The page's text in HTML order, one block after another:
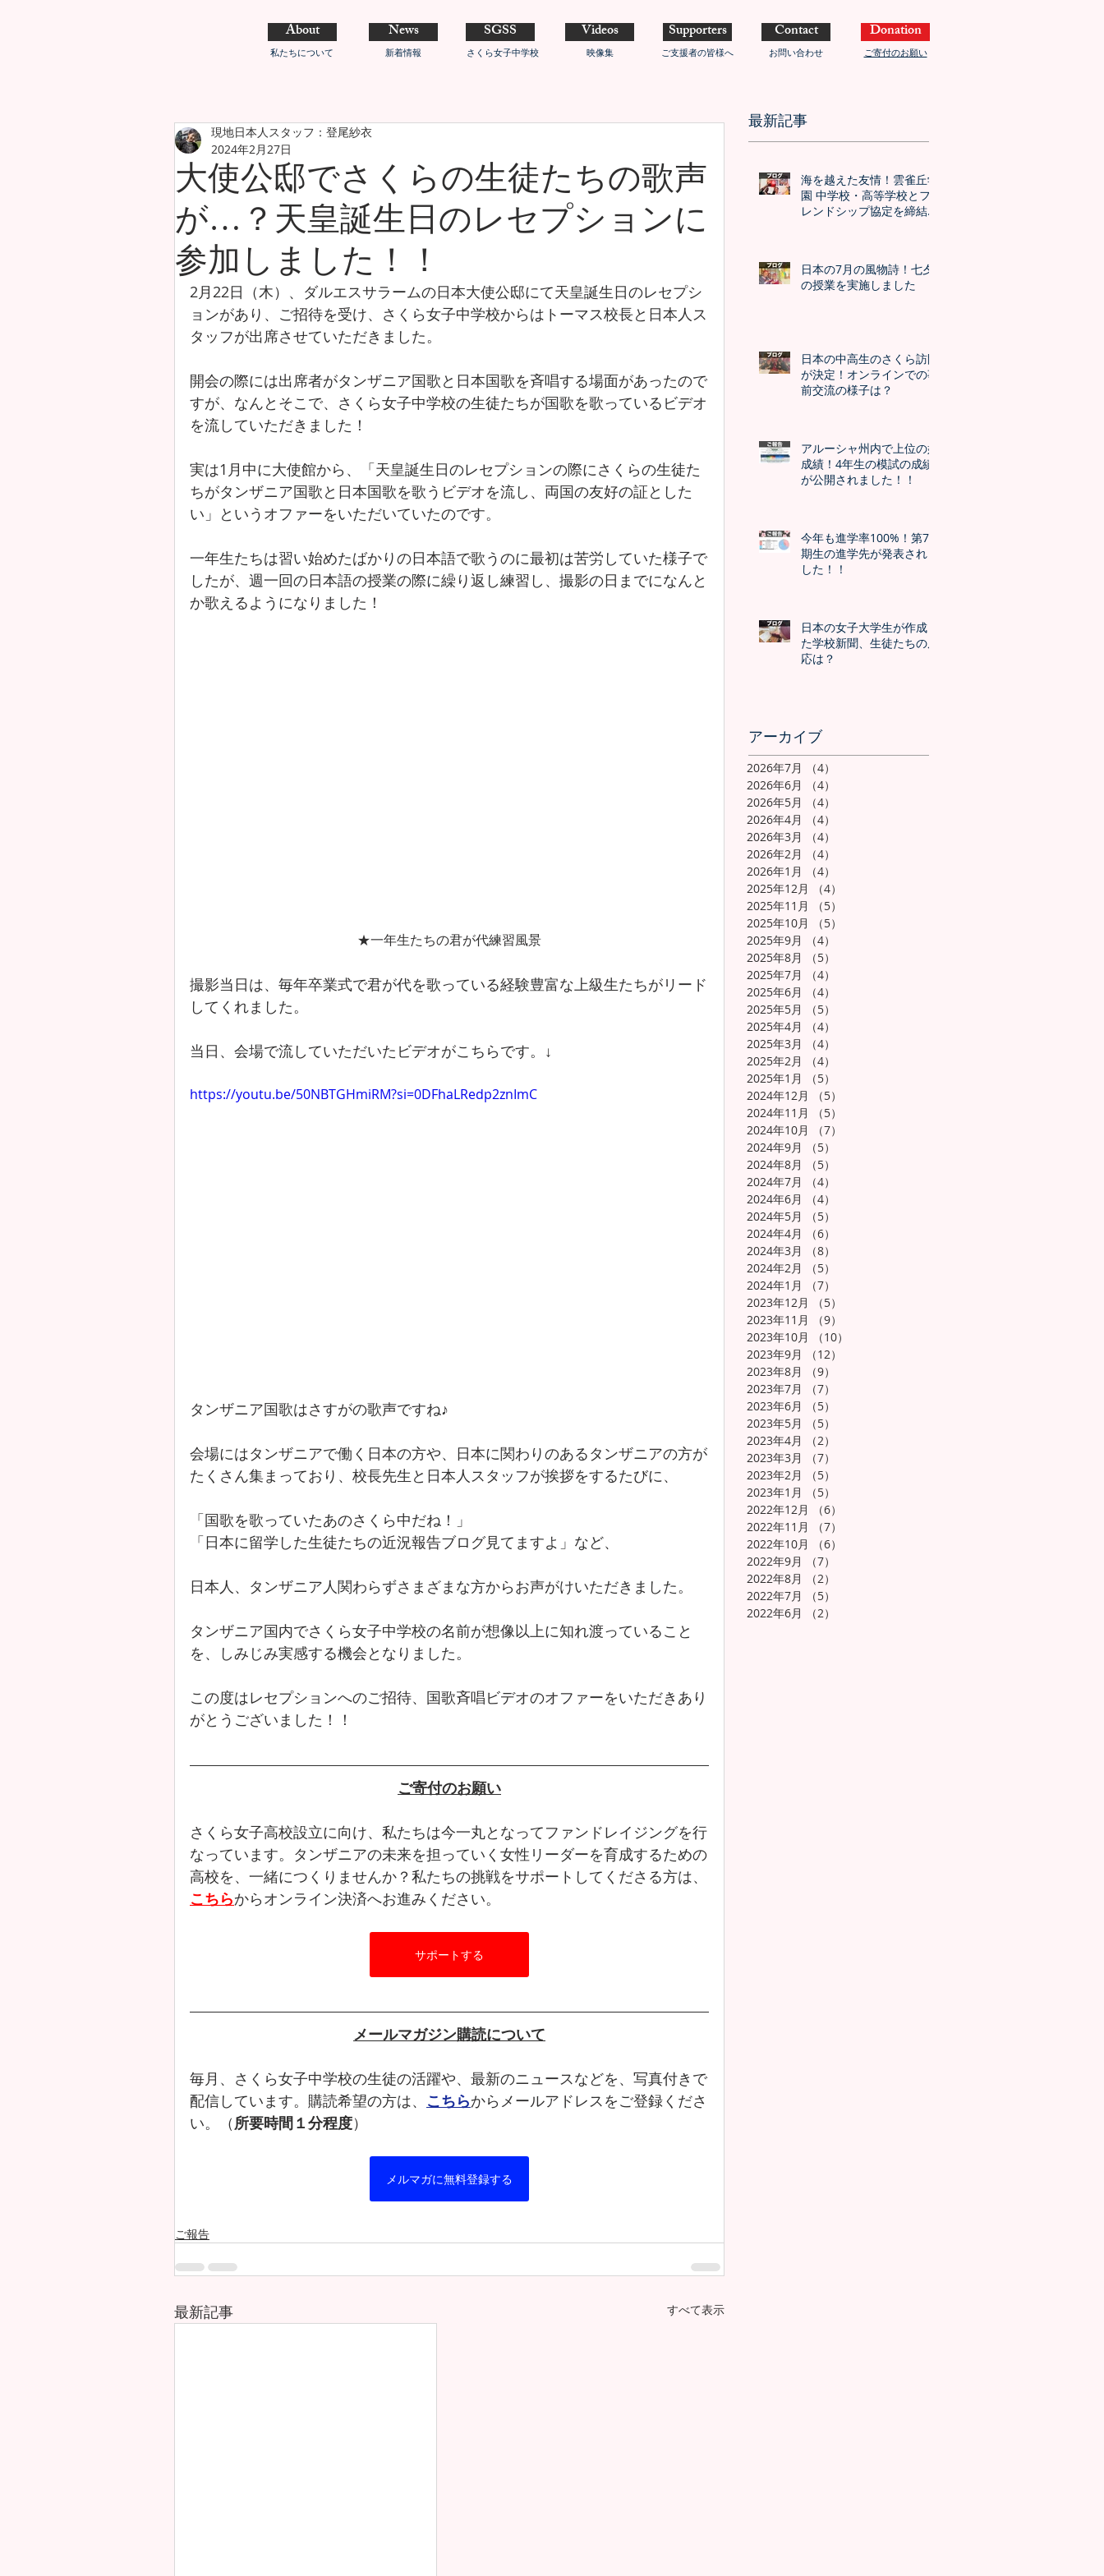
About
私たちについて
News
新着情報
SGSS
さくら女子中学校
Videos
映像集
Supporters
ご支援者の皆様へ
Contact
お問い合わせ
Donation
ご寄付のお願い
大使公邸でさくらの生徒たちの歌声
が…？天皇誕生日のレセプションに
参加しました！！
現地日本人スタッフ：登尾紗衣
2024年2月27日
2月22日（木）、ダルエスサラームの日本大使公邸にて天皇誕生日のレセプシ
ョンがあり、ご招待を受け、さくら女子中学校からはトーマス校長と日本人ス
タッフが出席させていただきました。
開会の際には出席者がタンザニア国歌と日本国歌を斉唱する場面があったので
すが、なんとそこで、さくら女子中学校の生徒たちが国歌を歌っているビデオ
を流していただきました！
実は1月中に大使館から、「天皇誕生日のレセプションの際にさくらの生徒た
ちがタンザニア国歌と日本国歌を歌うビデオを流し、両国の友好の証とした
い」というオファーをいただいていたのです。
一年生たちは習い始めたばかりの日本語で歌うのに最初は苦労していた様子で
したが、週一回の日本語の授業の際に繰り返し練習し、撮影の日までになんと
か歌えるようになりました！
★一年生たちの君が代練習風景
撮影当日は、毎年卒業式で君が代を歌っている経験豊富な上級生たちがリード
してくれました。
当日、会場で流していただいたビデオがこちらです。↓
https://youtu.be/50NBTGHmiRM?si=0DFhaLRedp2znImC
タンザニア国歌はさすがの歌声ですね♪
会場にはタンザニアで働く日本の方や、日本に関わりのあるタンザニアの方が
たくさん集まっており、校長先生と日本人スタッフが挨拶をするたびに、
「国歌を歌っていたあのさくら中だね！」
「日本に留学した生徒たちの近況報告ブログ見てますよ」など、
日本人、タンザニア人関わらずさまざまな方からお声がけいただきました。
タンザニア国内でさくら女子中学校の名前が想像以上に知れ渡っていること
を、しみじみ実感する機会となりました。
この度はレセプションへのご招待、国歌斉唱ビデオのオファーをいただきあり
がとうございました！！
ご寄付のお願い
さくら女子高校設立に向け、私たちは今一丸となってファンドレイジングを行
なっています。タンザニアの未来を担っていく女性リーダーを育成するための
高校を、一緒につくりませんか？私たちの挑戦をサポートしてくださる方は、
こちらからオンライン決済へお進みください。
サポートする
メールマガジン購読について
毎月、さくら女子中学校の生徒の活躍や、最新のニュースなどを、写真付きで
配信しています。購読希望の方は、 こちらからメールアドレスをご登録くださ
い。（所要時間１分程度）
メルマガに無料登録する
ご報告
最新記事 すべて表示
最新記事
海を越えた友情！雲雀丘学
園 中学校・高等学校とフ
レンドシップ協定を締結し
日本の7月の風物詩！七夕
の授業を実施しました
日本の中高生のさくら訪問
が決定！オンラインでの事
前交流の様子は？
アルーシャ州内で上位の好
成績！4年生の模試の成績
が公開されました！！
今年も進学率100%！第7
期生の進学先が発表されま
した！！
日本の女子大学生が作成し
た学校新聞、生徒たちの反
応は？
アーカイブ
2026年7月 （4）
2026年6月
（4）
2026年5月
（4）
2026年4月
（4）
2026年3月
（4）
2026年2月
（4）
2026年1月
（4）
2025年12月
（4）
2025年11月
（5）
2025年10月
（5）
2025年9月
（4）
2025年8月
（5）
2025年7月
（4）
2025年6月
（4）
2025年5月
（5）
2025年4月
（4）
2025年3月
（4）
2025年2月
（4）
2025年1月
（5）
2024年12月
（5）
2024年11月
（5）
2024年10月
（7）
2024年9月
（5）
2024年8月
（5）
2024年7月
（4）
2024年6月
（4）
2024年5月
（5）
2024年4月
（6）
2024年3月
（8）
2024年2月
（5）
2024年1月
（7）
2023年12月
（5）
2023年11月
（9）
2023年10月
（10）
2023年9月
（12）
2023年8月
（9）
2023年7月
（7）
2023年6月
（5）
2023年5月
（5）
2023年4月
（2）
2023年3月
（7）
2023年2月
（5）
2023年1月
（5）
2022年12月
（6）
2022年11月
（7）
2022年10月
（6）
2022年9月
（7）
2022年8月
（2）
2022年7月
（5）
2022年6月
（2）